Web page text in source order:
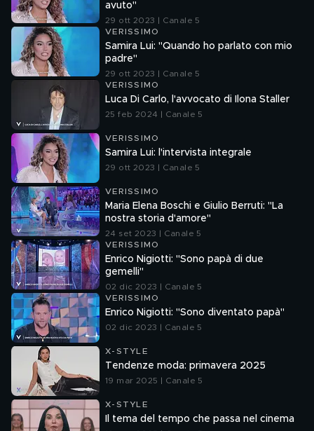
avuto"
29 ott 2023 | Canale 5
VERISSIMO
Samira Lui: "Quando ho parlato con mio
padre"
29 ott 2023 | Canale 5
VERISSIMO
Luca Di Carlo, l'avvocato di Ilona Staller
25 feb 2024 | Canale 5
VERISSIMO
Samira Lui: l'intervista integrale
29 ott 2023 | Canale 5
VERISSIMO
Maria Elena Boschi e Giulio Berruti: "La
nostra storia d'amore"
24 set 2023 | Canale 5
VERISSIMO
Enrico Nigiotti: "Sono papà di due
gemelli"
02 dic 2023 | Canale 5
VERISSIMO
Enrico Nigiotti: "Sono diventato papà"
02 dic 2023 | Canale 5
X-STYLE
Tendenze moda: primavera 2025
19 mar 2025 | Canale 5
X-STYLE
Il tema del tempo che passa nel cinema